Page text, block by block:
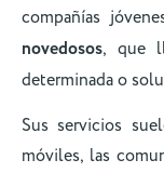
compañías
novedosos, que
determinada o
Sus servicios
móviles, las